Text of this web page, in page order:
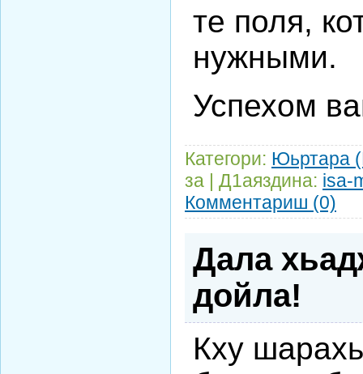
те поля,
нужными.
Успехом
Категори: Юьртара
за | Д1аяздина: isa-
Комментариш (0)
Дала
дойла!
Кху